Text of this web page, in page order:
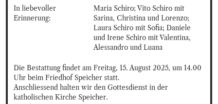
In liebevoller
Erinnerung:
Maria Schiro; Vito Schiro mit
Sarina, Christina und Lorenzo;
Laura Schiro mit Sofia; Daniele
und Irene Schiro mit Valentina,
Alessandro und Luana
Die Bestattung findet am Freitag, 15. August 2025, um 14.00
Uhr beim Friedhof Speicher statt.
Anschliessend halten wir den Gottesdienst in der
katholischen Kirche Speicher.